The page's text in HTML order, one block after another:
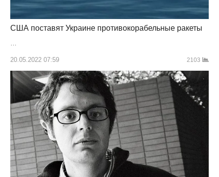
США поставят Украине противокорабельные ракеты
20.05.2022 07:59 2103